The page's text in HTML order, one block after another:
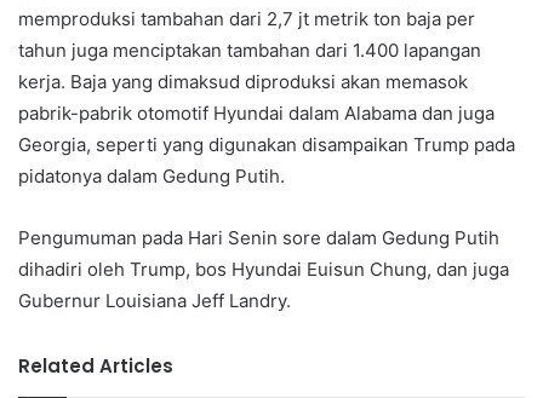
memproduksi tambahan dari 2,7 jt metrik ton baja per
tahun juga menciptakan tambahan dari 1.400 lapangan
kerja. Baja yang dimaksud diproduksi akan memasok
pabrik-pabrik otomotif Hyundai dalam Alabama dan juga
Georgia, seperti yang digunakan disampaikan Trump pada
pidatonya dalam Gedung Putih.
Pengumuman pada Hari Senin sore dalam Gedung Putih
dihadiri oleh Trump, bos Hyundai Euisun Chung, dan juga
Gubernur Louisiana Jeff Landry.
Related Articles